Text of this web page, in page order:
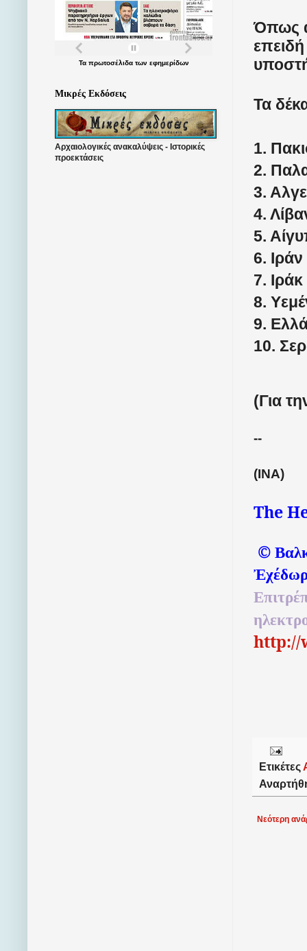
Όπως
Τα
1.
2.
3.
4.
5.
6. Ιράν
7. Ιράκ
8.
9.
10.
(Για
--
(INA)
The
©
http://
Ετικέτες
Νεότερη
Τα πρωτοσέλιδατων εφημερίδων
Μικρές Εκδόσεις
Αρχαιολογικές ανακαλύψεις - Ιστορικές
προεκτάσεις